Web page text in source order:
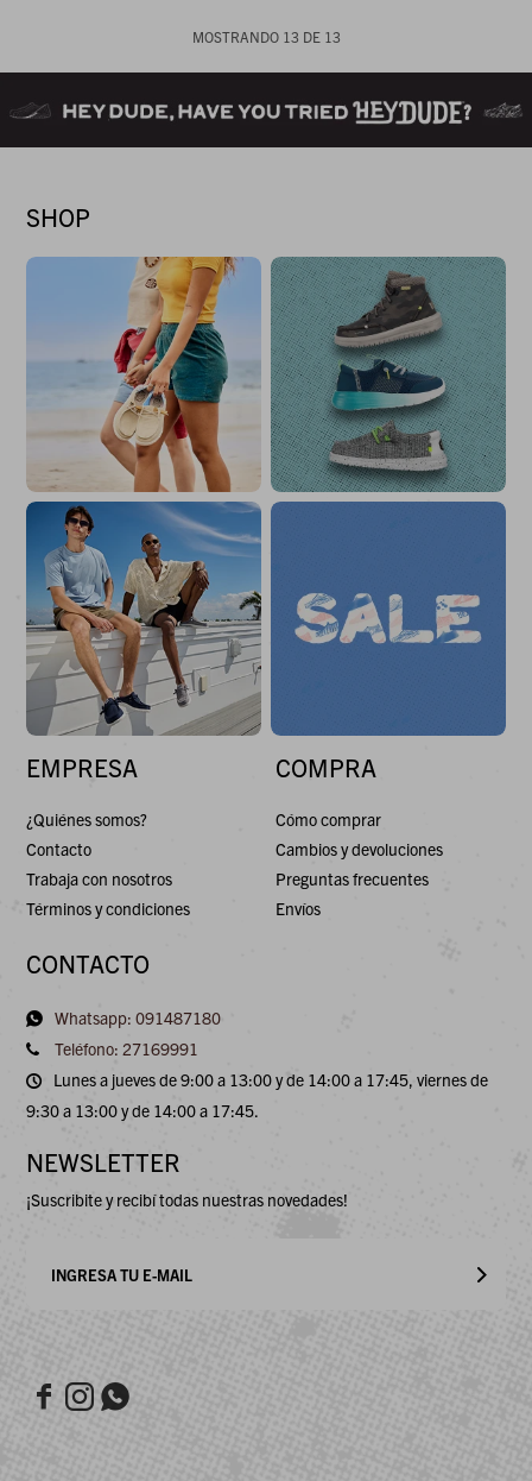
MOSTRANDO 13 DE 13
SHOP
EMPRESA
¿Quiénes somos?
Contacto
Trabaja con nosotros
Términos y condiciones
COMPRA
Cómo comprar
Cambios y devoluciones
Preguntas frecuentes
Envíos
CONTACTO
Whatsapp: 091487180
Teléfono: 27169991
Lunes a jueves de 9:00 a 13:00 y de 14:00 a 17:45, viernes de
9:30 a 13:00 y de 14:00 a 17:45.
NEWSLETTER
¡Suscribite y recibí todas nuestras novedades!
  